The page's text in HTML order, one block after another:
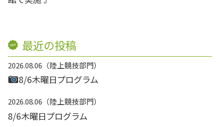
最近の投稿
2026.08.06 陸上競技部門
8/6木曜日プログラム
2026.08.06 陸上競技部門
8/6木曜日プログラム